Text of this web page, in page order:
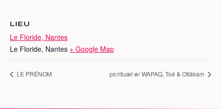
LIEU
Le Floride, Nantes
Le Floride, Nantes + Google Map
LE PRÉNOM ps:rituæl w/ WAPAQ, Toé & Ottäkam